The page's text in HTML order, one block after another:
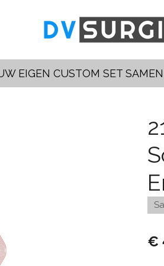
EIGEN CUSTOM SET SAMEN
€